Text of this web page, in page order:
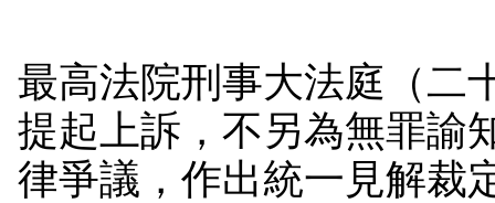
最高法院刑事大法庭（二
提起上訴，不另為無罪諭
律爭議，作出統一見解裁